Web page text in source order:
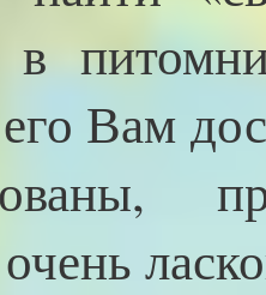
в
Вам